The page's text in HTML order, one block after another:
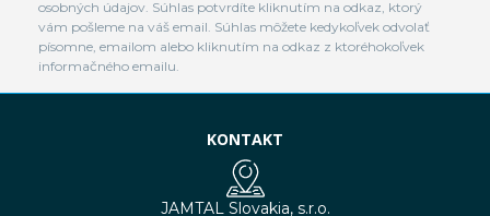
osobných údajov. Súhlas potvrdíte kliknutím na odkaz, ktorý
vám pošleme na váš email. Súhlas môžete kedykoľvek odvolať
písomne, emailom alebo kliknutím na odkaz z ktoréhokoľvek
informačného emailu.
KONTAKT
JAMTAL Slovakia, s.r.o.